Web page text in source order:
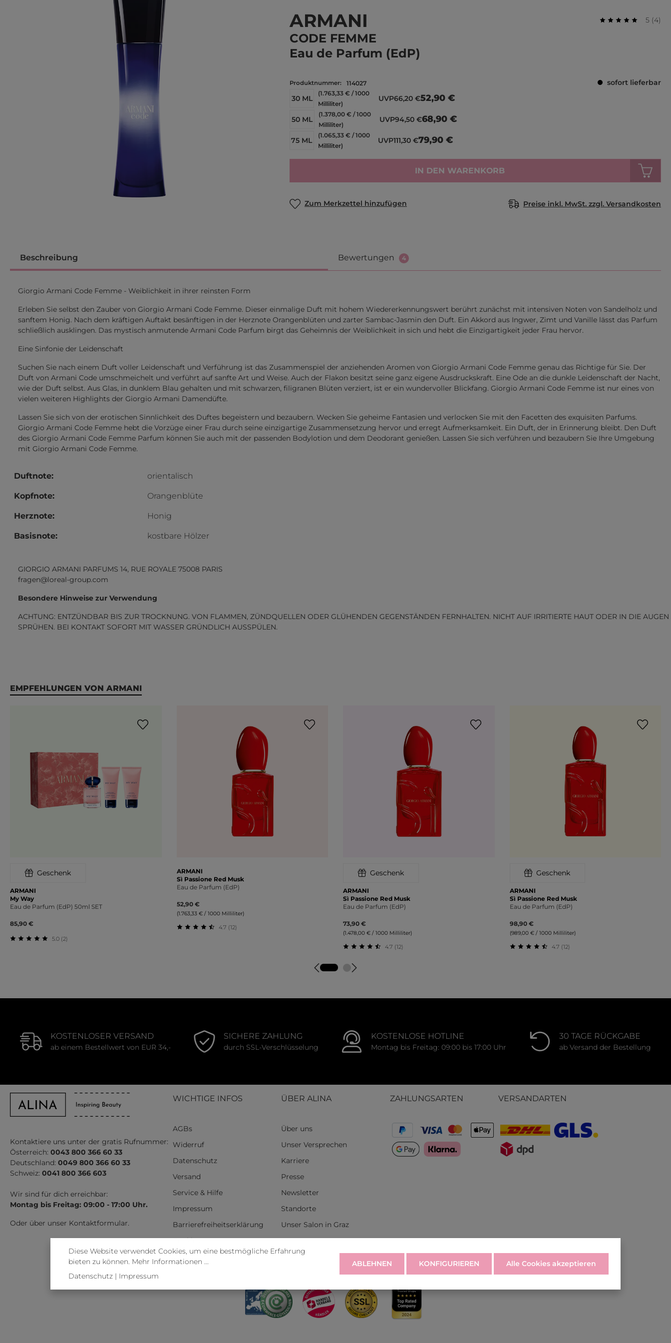
ARMANI
CODE FEMME
Eau de Parfum (EdP)
5 (4)
Produktnummer: 114027
sofort lieferbar
30 ML
(1.763,33 € / 1000
Milliliter)
UVP66,20 €52,90 €
50 ML
(1.378,00 € / 1000
Milliliter)
UVP94,50 €68,90 €
75 ML
(1.065,33 € / 1000
Milliliter)
UVP111,30 €79,90 €
IN DEN WARENKORB
Zum Merkzettel hinzufügen Preise inkl. MwSt. zzgl. Versandkosten
Beschreibung Bewertungen 4
Giorgio Armani Code Femme - Weiblichkeit in ihrer reinsten Form
Erleben Sie selbst den Zauber von Giorgio Armani Code Femme. Dieser einmalige Duft mit hohem Wiedererkennungswert berührt zunächst mit intensiven Noten von Sandelholz und
sanftem Honig. Nach dem kräftigen Auftakt besänftigen in der Herznote Orangenblüten und zarter Sambac-Jasmin den Duft. Ein Akkord aus Ingwer, Zimt und Vanille lässt das Parfum
schließlich ausklingen. Das mystisch anmutende Armani Code Parfum birgt das Geheimnis der Weiblichkeit in sich und hebt die Einzigartigkeit jeder Frau hervor.
Eine Sinfonie der Leidenschaft
Suchen Sie nach einem Duft voller Leidenschaft und Verführung ist das Zusammenspiel der anziehenden Aromen von Giorgio Armani Code Femme genau das Richtige für Sie. Der
Duft von Armani Code umschmeichelt und verführt auf sanfte Art und Weise. Auch der Flakon besitzt seine ganz eigene Ausdruckskraft. Eine Ode an die dunkle Leidenschaft der Nacht,
wie der Duft selbst. Aus Glas, in dunklem Blau gehalten und mit schwarzen, filigranen Blüten verziert, ist er ein wundervoller Blickfang. Giorgio Armani Code Femme ist nur eines von
vielen weiteren Highlights der Giorgio Armani Damendüfte.
Lassen Sie sich von der erotischen Sinnlichkeit des Duftes begeistern und bezaubern. Wecken Sie geheime Fantasien und verlocken Sie mit den Facetten des exquisiten Parfums.
Giorgio Armani Code Femme hebt die Vorzüge einer Frau durch seine einzigartige Zusammensetzung hervor und erregt Aufmerksamkeit. Ein Duft, der in Erinnerung bleibt. Den Duft
des Giorgio Armani Code Femme Parfum können Sie auch mit der passenden Bodylotion und dem Deodorant genießen. Lassen Sie sich verführen und bezaubern Sie Ihre Umgebung
mit Giorgio Armani Code Femme.
Duftnote: orientalisch
Kopfnote: Orangenblüte
Herznote: Honig
Basisnote: kostbare Hölzer
GIORGIO ARMANI PARFUMS 14, RUE ROYALE 75008 PARIS
fragen@loreal-group.com
Besondere Hinweise zur Verwendung
ACHTUNG: ENTZÜNDBAR BIS ZUR TROCKNUNG. VON FLAMMEN, ZÜNDQUELLEN ODER GLÜHENDEN GEGENSTÄNDEN FERNHALTEN. NICHT AUF IRRITIERTE HAUT ODER IN DIE AUGEN
SPRÜHEN. BEI KONTAKT SOFORT MIT WASSER GRÜNDLICH AUSSPÜLEN.
Produktgalerie überspringen
EMPFEHLUNGEN VON ARMANI
Geschenk
ARMANI
My Way
Eau de Parfum (EdP) 50ml SET
85,90 €
5.0 (2)
ARMANI
Sì Passione Red Musk
Eau de Parfum (EdP)
52,90 €
(1.763,33 € / 1000 Milliliter)
Durchschnittliche Bewertung von 4.67 von 5 Sternen
4.7 (12)
Geschenk
ARMANI
Sì Passione Red Musk
Eau de Parfum (EdP)
73,90 €
(1.478,00 € / 1000 Milliliter)
Durchschnittliche Bewertung von 4.67 von 5 Sternen
4.7 (12)
Geschenk
ARMANI
Sì Passione Red Musk
Eau de Parfum (EdP)
98,90 €
(989,00 € / 1000 Milliliter)
4.7 (12)
KOSTENLOSER VERSAND
ab einem Bestellwert von EUR 34,-
SICHERE ZAHLUNG
durch SSL-Verschlüsselung
KOSTENLOSE HOTLINE
Montag bis Freitag: 09:00 bis 17:00 Uhr
30 TAGE RÜCKGABE
ab Versand der Bestellung
Kontaktiere uns unter der gratis Rufnummer:
Österreich: 0043 800 366 60 33
Deutschland: 0049 800 366 60 33
Schweiz: 0041 800 366 603
Wir sind für dich erreichbar:
Montag bis Freitag: 09:00 - 17:00 Uhr.
Oder über unser Kontaktformular.
WICHTIGE INFOS
AGBs
Widerruf
Datenschutz
Versand
Service & Hilfe
Impressum
Barrierefreiheitserklärung
Cookies
Vertrag widerrufen
ÜBER ALINA
Über uns
Unser Versprechen
Karriere
Presse
Newsletter
Standorte
Unser Salon in Graz
ZAHLUNGSARTEN VERSANDARTEN
Diese Website verwendet Cookies, um eine bestmögliche Erfahrung
bieten zu können. Mehr Informationen ...
Datenschutz| Impressum
ABLEHNEN KONFIGURIEREN Alle Cookies akzeptieren